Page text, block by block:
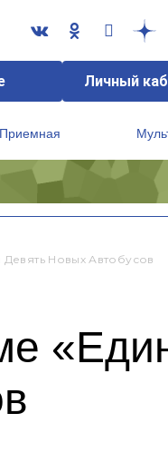
Личный
Приемная
Новых Автобусов